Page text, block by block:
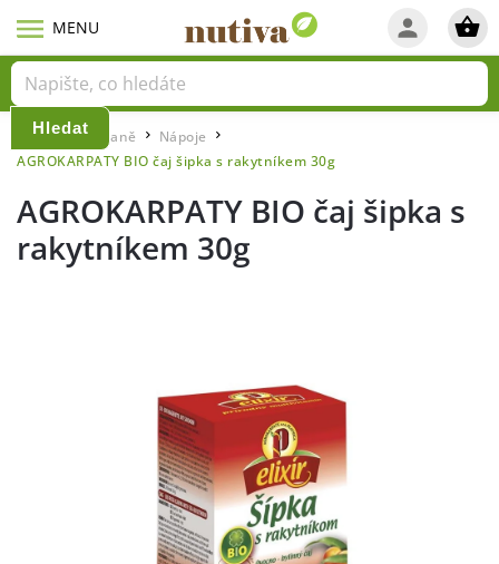
Hledat
Domů / Snídaně Nápoje
AGROKARPATY BIO čaj šipka s rakytníkem 30g
AGROKARPATY BIO čaj šipka s
rakytníkem 30g